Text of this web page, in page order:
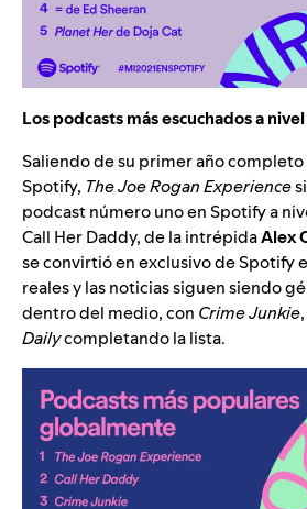
Los podcasts más escuchados a
Saliendo de su primer año
Spotify, The Joe Rogan Experience
podcast número uno en Spotify a
Call Her Daddy, de la intrépidaAlex
se convirtió en exclusivo de Spotify
reales y las noticias siguen siendo
dentro del medio, con Crime Junkie,
Dailycompletando la lista.